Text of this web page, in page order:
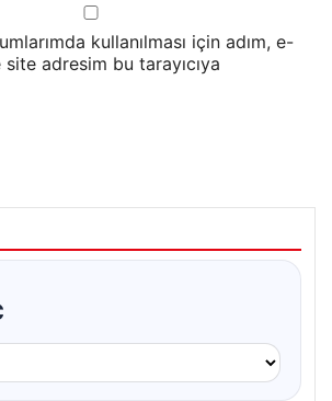
kullanılması için adım, e-
adresim bu tarayıcıya